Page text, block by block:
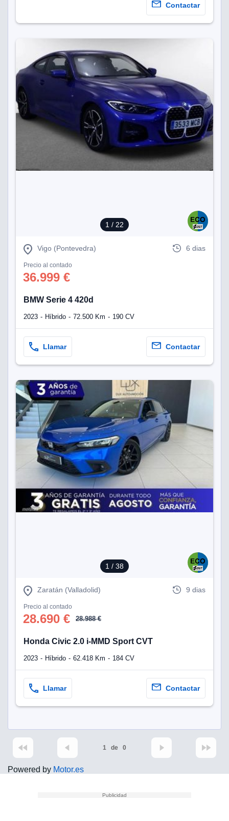
Contactar
1 / 22
Vigo (Pontevedra) 6 dias
Precio al contado
36.999 €
BMW Serie 4 420d
2023 Híbrido 72.500 Km 190 CV
Llamar Contactar
1 / 38
Zaratán (Valladolid) 9 dias
Precio al contado
28.690 € 28.988 €
Honda Civic 2.0 i-MMD Sport CVT
2023 Híbrido 62.418 Km 184 CV
Llamar Contactar
1 de 0
Powered by Motor.es